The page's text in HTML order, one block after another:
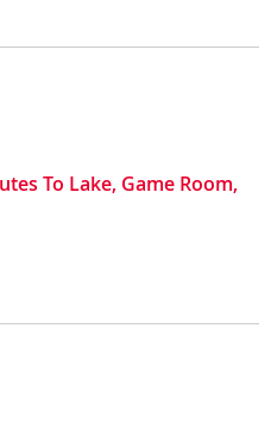
To Lake, Game Room,